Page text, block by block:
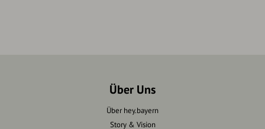
Über Uns
Über hey.bayern
Story & Vision